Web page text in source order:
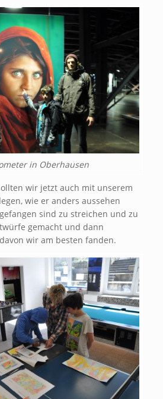
in Oberhausen
wir jetzt auch mit unserem
wie er anders aussehen
sind zu streichen und zu
gemacht und dann
wir am besten fanden.